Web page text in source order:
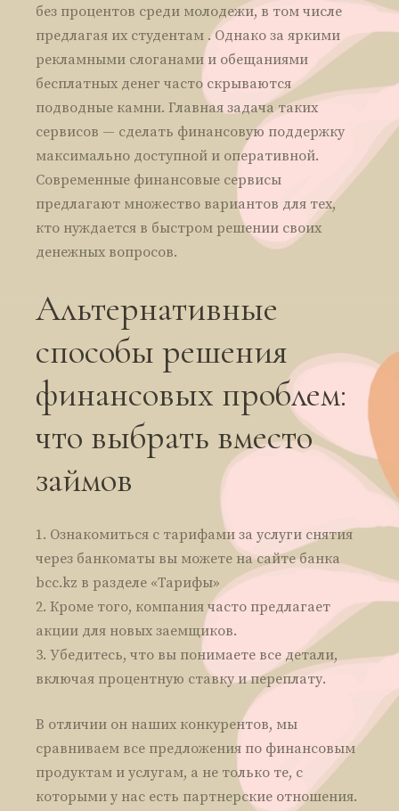
без процентов среди молодежи, в том числе
предлагая их студентам . Однако за яркими
рекламными слоганами и обещаниями
бесплатных денег часто скрываются
подводные камни. Главная задача таких
сервисов — сделать финансовую поддержку
максимально доступной и оперативной.
Современные финансовые сервисы
предлагают множество вариантов для тех,
кто нуждается в быстром решении своих
денежных вопросов.
Альтернативные
способы решения
финансовых проблем:
что выбрать вместо
займов
Ознакомиться с тарифами за услуги снятия
через банкоматы вы можете на сайте банка
bcc.kz в разделе «Тарифы»
Кроме того, компания часто предлагает
акции для новых заемщиков.
Убедитесь, что вы понимаете все детали,
включая процентную ставку и переплату.
В отличии он наших конкурентов, мы
сравниваем все предложения по финансовым
продуктам и услугам, а не только те, с
которыми у нас есть партнерские отношения.